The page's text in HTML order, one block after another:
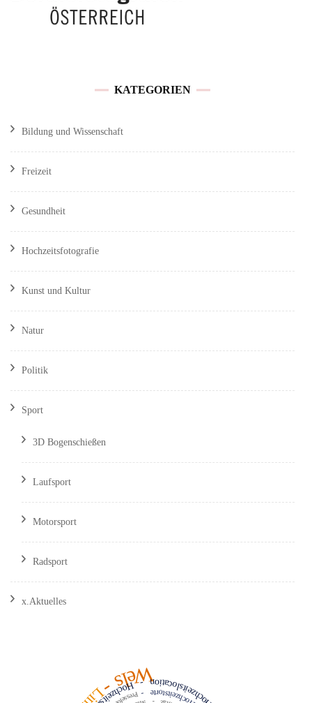
KATEGORIEN
Bildung und Wissenschaft
Freizeit
Gesundheit
Hochzeitsfotografie
Kunst und Kultur
Natur
Politik
Sport
3D Bogenschießen
Laufsport
Motorsport
Radsport
x.Aktuelles
Wels
- Hochzeitslocation
-
-